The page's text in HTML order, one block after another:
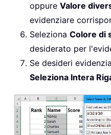
oppure Valore
evidenziare
Seleziona Colore di
desiderato per
Se desideri
Seleziona Intera